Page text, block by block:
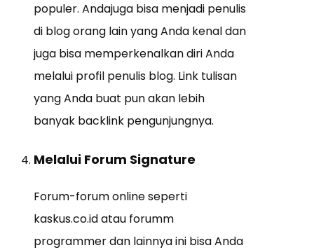
populer. Andajuga bisa menjadi penulis
di blog orang lain yang Anda kenal dan
juga bisa memperkenalkan diri Anda
melalui profil penulis blog. Link tulisan
yang Anda buat pun akan lebih
banyak backlink pengunjungnya.
Melalui Forum Signature
Forum-forum online seperti
kaskus.co.id atau forumm
programmer dan lainnya ini bisa Anda